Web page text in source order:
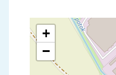
+
−